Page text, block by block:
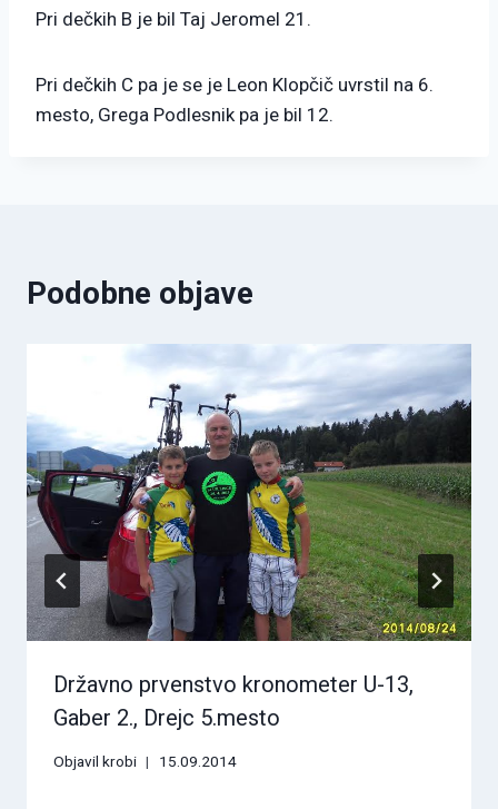
Pri dečkih B je bil Taj Jeromel 21.
Pri dečkih C pa je se je Leon Klopčič uvrstil na 6.
mesto, Grega Podlesnik pa je bil 12.
Podobne objave
Državno prvenstvo kronometer U-13,
Gaber 2., Drejc 5.mesto
Objavil krobi 15.09.2014